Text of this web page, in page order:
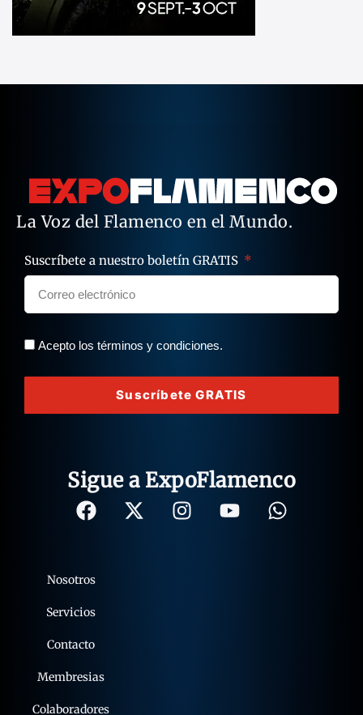
La Voz del Flamenco en el Mundo.
Suscríbete a nuestro boletín GRATIS
Acepto los términos y condiciones.
Suscríbete GRATIS
Sigue a ExpoFlamenco
Nosotros
Servicios
Contacto
Membresias
Colaboradores